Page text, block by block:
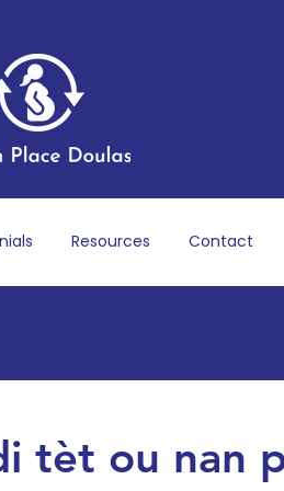
Resources Contact
tèt ou nan